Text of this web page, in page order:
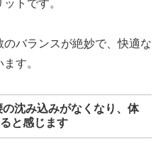
トです。
バランスが絶妙で、快適な
す。
沈み込みがなくなり、体
と感じます